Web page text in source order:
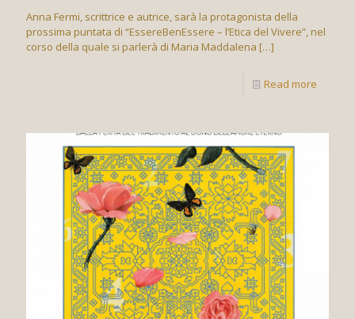
Anna Fermi, scrittrice e autrice, sarà la protagonista della
prossima puntata di “EssereBenEssere – l’Etica del Vivere”, nel
corso della quale si parlerà di Maria Maddalena […]
Read more